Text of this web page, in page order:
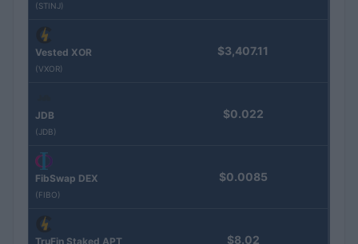
(STINJ)
Vested XOR
(VXOR)
$3,407.11
JDB
(JDB)
$0.022
FibSwap DEX
(FIBO)
$0.0085
TruFin Staked APT $8.02